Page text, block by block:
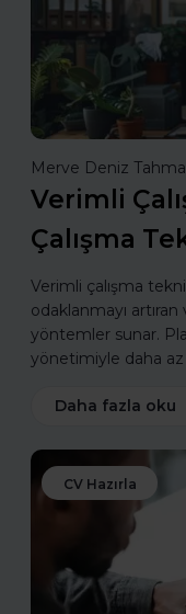
Merve Deniz
Verimli
Çalışma
Verimli çalışma
odaklanmayı
yöntemler sunar.
yönetimiyle daha az
Daha fazla oku
CV Hazırla